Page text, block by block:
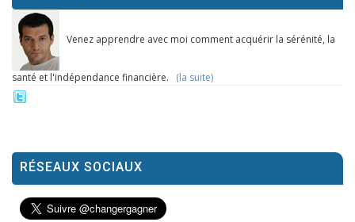
Venez apprendre avec moi comment acquérir la sérénité, la
santé et l'indépendance financière. (la suite)
RÉSEAUX SOCIAUX